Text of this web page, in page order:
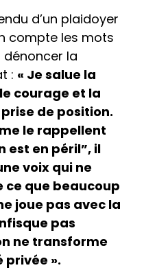
d’un plaidoyer
compte les mots
la
: « Je salue la
courage et la
de position.
le rappellent
est en péril”, il
voix qui ne
ce que beaucoup
joue pas avec la
pas
ne transforme
privée ».